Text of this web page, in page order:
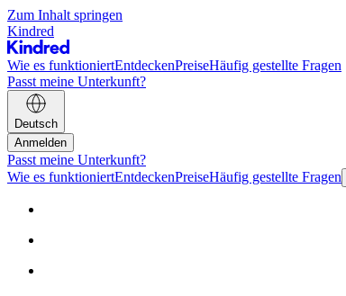
Zum Inhalt springen
Kindred
Wie es funktioniertEntdeckenPreiseHäufig gestellte Fragen
Passt meine Unterkunft?
Deutsch
Anmelden
Passt meine Unterkunft?
Wie es funktioniertEntdeckenPreiseHäufig gestellte Fragen